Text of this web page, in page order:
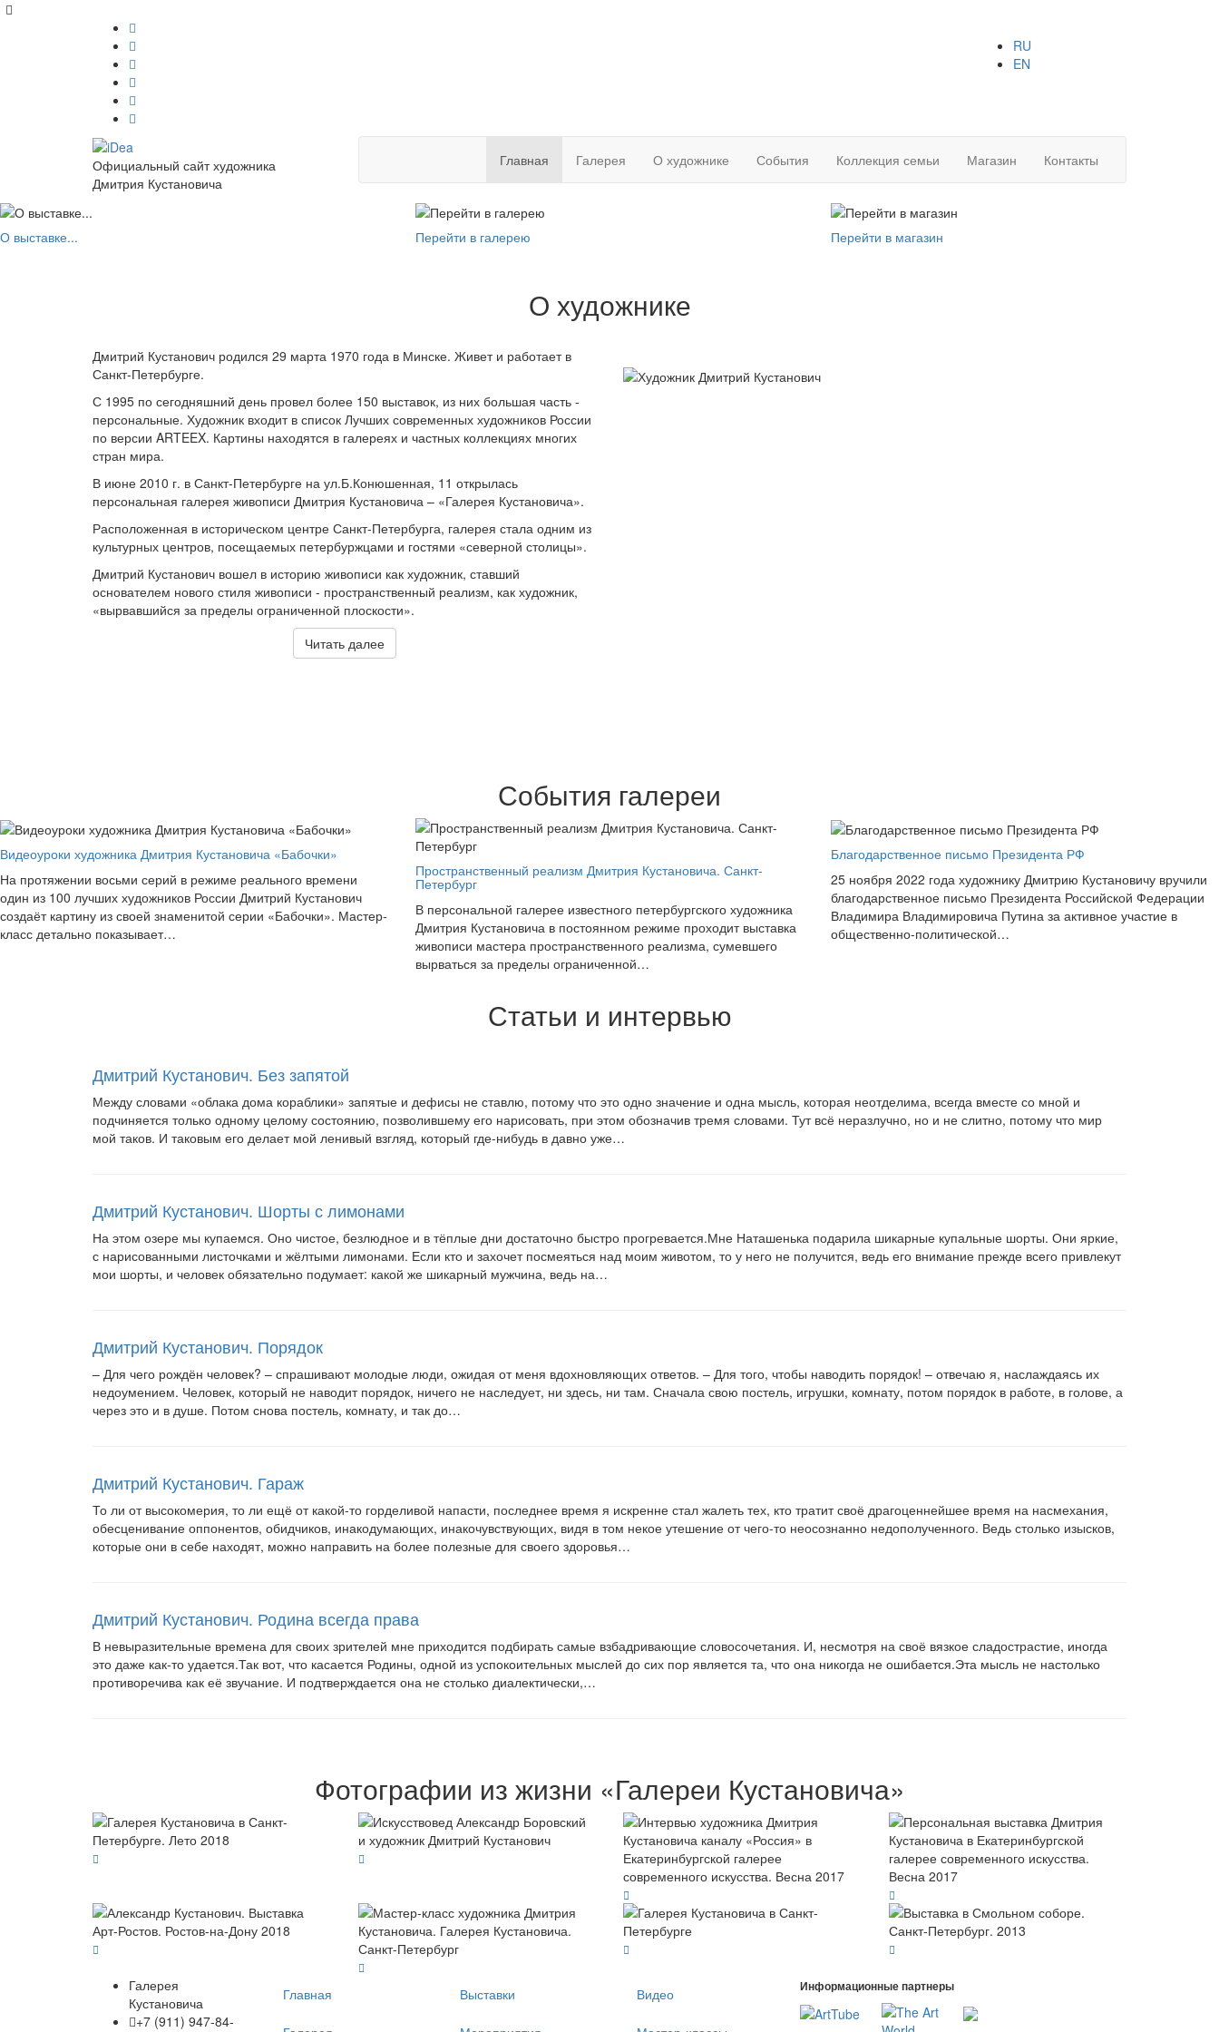
RU
EN
Официальный сайт художника
Дмитрия Кустановича
Главная Галерея О художнике События Коллекция семьи Магазин Контакты
О выставке... Перейти в галерею Перейти в магазин
О художнике
Дмитрий Кустанович родился 29 марта 1970 года в Минске. Живет и работает в
Санкт-Петербурге.
С 1995 по сегодняшний день провел более 150 выставок, из них большая часть -
персональные. Художник входит в список Лучших современных художников России
по версии ARTEEX. Картины находятся в галереях и частных коллекциях многих
стран мира.
В июне 2010 г. в Санкт-Петербурге на ул.Б.Конюшенная, 11 открылась
персональная галерея живописи Дмитрия Кустановича – «Галерея Кустановича».
Расположенная в историческом центре Санкт-Петербурга, галерея стала одним из
культурных центров, посещаемых петербуржцами и гостями «северной столицы».
Дмитрий Кустанович вошел в историю живописи как художник, ставший
основателем нового стиля живописи - пространственный реализм, как художник,
«вырвавшийся за пределы ограниченной плоскости».
Читать далее
События галереи
Видеоуроки художника Дмитрия Кустановича «Бабочки»
На протяжении восьми серий в режиме реального времени
один из 100 лучших художников России Дмитрий Кустанович
создаёт картину из своей знаменитой серии «Бабочки». Мастер-
класс детально показывает…
Пространственный реализм Дмитрия Кустановича. Санкт-
Петербург
В персональной галерее известного петербургского художника
Дмитрия Кустановича в постоянном режиме проходит выставка
живописи мастера пространственного реализма, сумевшего
вырваться за пределы ограниченной…
Благодарственное письмо Президента РФ
25 ноября 2022 года художнику Дмитрию Кустановичу вручили
благодарственное письмо Президента Российской Федерации
Владимира Владимировича Путина за активное участие в
общественно-политической…
Статьи и интервью
Дмитрий Кустанович. Без запятой
Между словами «облака дома кораблики» запятые и дефисы не ставлю, потому что это одно значение и одна мысль, которая неотделима, всегда вместе со мной и
подчиняется только одному целому состоянию, позволившему его нарисовать, при этом обозначив тремя словами. Тут всё неразлучно, но и не слитно, потому что мир
мой таков. И таковым его делает мой ленивый взгляд, который где-нибудь в давно уже…
Дмитрий Кустанович. Шорты с лимонами
На этом озере мы купаемся. Оно чистое, безлюдное и в тёплые дни достаточно быстро прогревается.Мне Наташенька подарила шикарные купальные шорты. Они яркие,
с нарисованными листочками и жёлтыми лимонами. Если кто и захочет посмеяться над моим животом, то у него не получится, ведь его внимание прежде всего привлекут
мои шорты, и человек обязательно подумает: какой же шикарный мужчина, ведь на…
Дмитрий Кустанович. Порядок
– Для чего рождён человек? – спрашивают молодые люди, ожидая от меня вдохновляющих ответов. – Для того, чтобы наводить порядок! – отвечаю я, наслаждаясь их
недоумением. Человек, который не наводит порядок, ничего не наследует, ни здесь, ни там. Сначала свою постель, игрушки, комнату, потом порядок в работе, в голове, а
через это и в душе. Потом снова постель, комнату, и так до…
Дмитрий Кустанович. Гараж
То ли от высокомерия, то ли ещё от какой-то горделивой напасти, последнее время я искренне стал жалеть тех, кто тратит своё драгоценнейшее время на насмехания,
обесценивание оппонентов, обидчиков, инакодумающих, инакочувствующих, видя в том некое утешение от чего-то неосознанно недополученного. Ведь столько изысков,
которые они в себе находят, можно направить на более полезные для своего здоровья…
Дмитрий Кустанович. Родина всегда права
В невыразительные времена для своих зрителей мне приходится подбирать самые взбадривающие словосочетания. И, несмотря на своё вязкое сладострастие, иногда
это даже как-то удается.Так вот, что касается Родины, одной из успокоительных мыслей до сих пор является та, что она никогда не ошибается.Эта мысль не настолько
противоречива как её звучание. И подтверждается она не столько диалектически,…
Фотографии из жизни «Галереи Кустановича»
Галерея
Кустановича
+7 (911) 947-84-
Главная Выставки Видео Информационные партнеры